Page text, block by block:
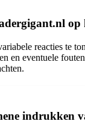
op
reacties te
en eventuele
indrukken